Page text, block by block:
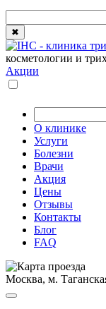
✖
косметологии и
Акции
О клинике
Услуги
Болезни
Врачи
Акция
Цены
Отзывы
Контакты
Блог
FAQ
Москва, м.